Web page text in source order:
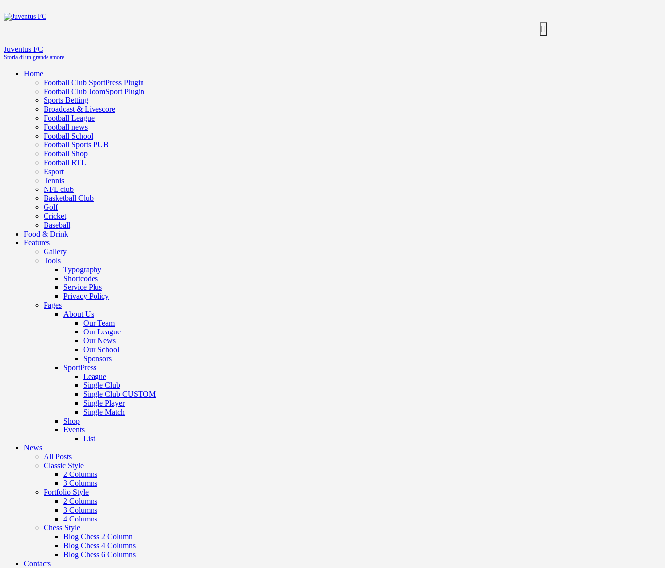
Juventus FC
Storia di un grande amore
Home
Football Club SportPress Plugin
Football Club JoomSport Plugin
Sports Betting
Broadcast & Livescore
Football League
Football news
Football School
Football Sports PUB
Football Shop
Football RTL
Esport
Tennis
NFL club
Basketball Club
Golf
Cricket
Baseball
Food & Drink
Features
Gallery
Tools
Typography
Shortcodes
Service Plus
Privacy Policy
Pages
About Us
Our Team
Our League
Our News
Our School
Sponsors
SportPress
League
Single Club
Single Club CUSTOM
Single Player
Single Match
Shop
Events
List
News
All Posts
Classic Style
2 Columns
3 Columns
Portfolio Style
2 Columns
3 Columns
4 Columns
Chess Style
Blog Chess 2 Column
Blog Chess 4 Columns
Blog Chess 6 Columns
Contacts